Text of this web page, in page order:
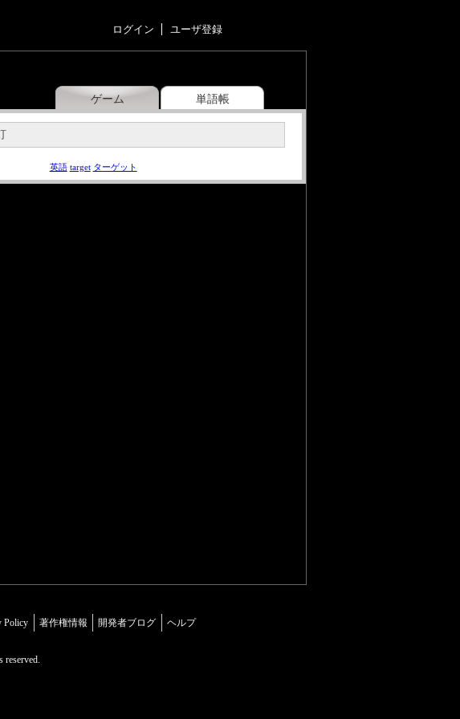
ログイン ユーザ登録
ゲーム 単語帳
英語 target ターゲット
Policy 著作権情報 開発者ブログ
ヘルプ
reserved.